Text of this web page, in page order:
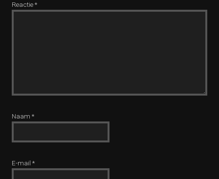
Reactie*
Naam *
E-mail *